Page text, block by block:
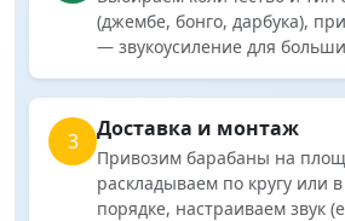
(джембе, бонго, дарбука),
— звукоусиление для
3 Доставка и монтаж
Привозим барабаны на
раскладываем по кругу или
порядке, настраиваем звук